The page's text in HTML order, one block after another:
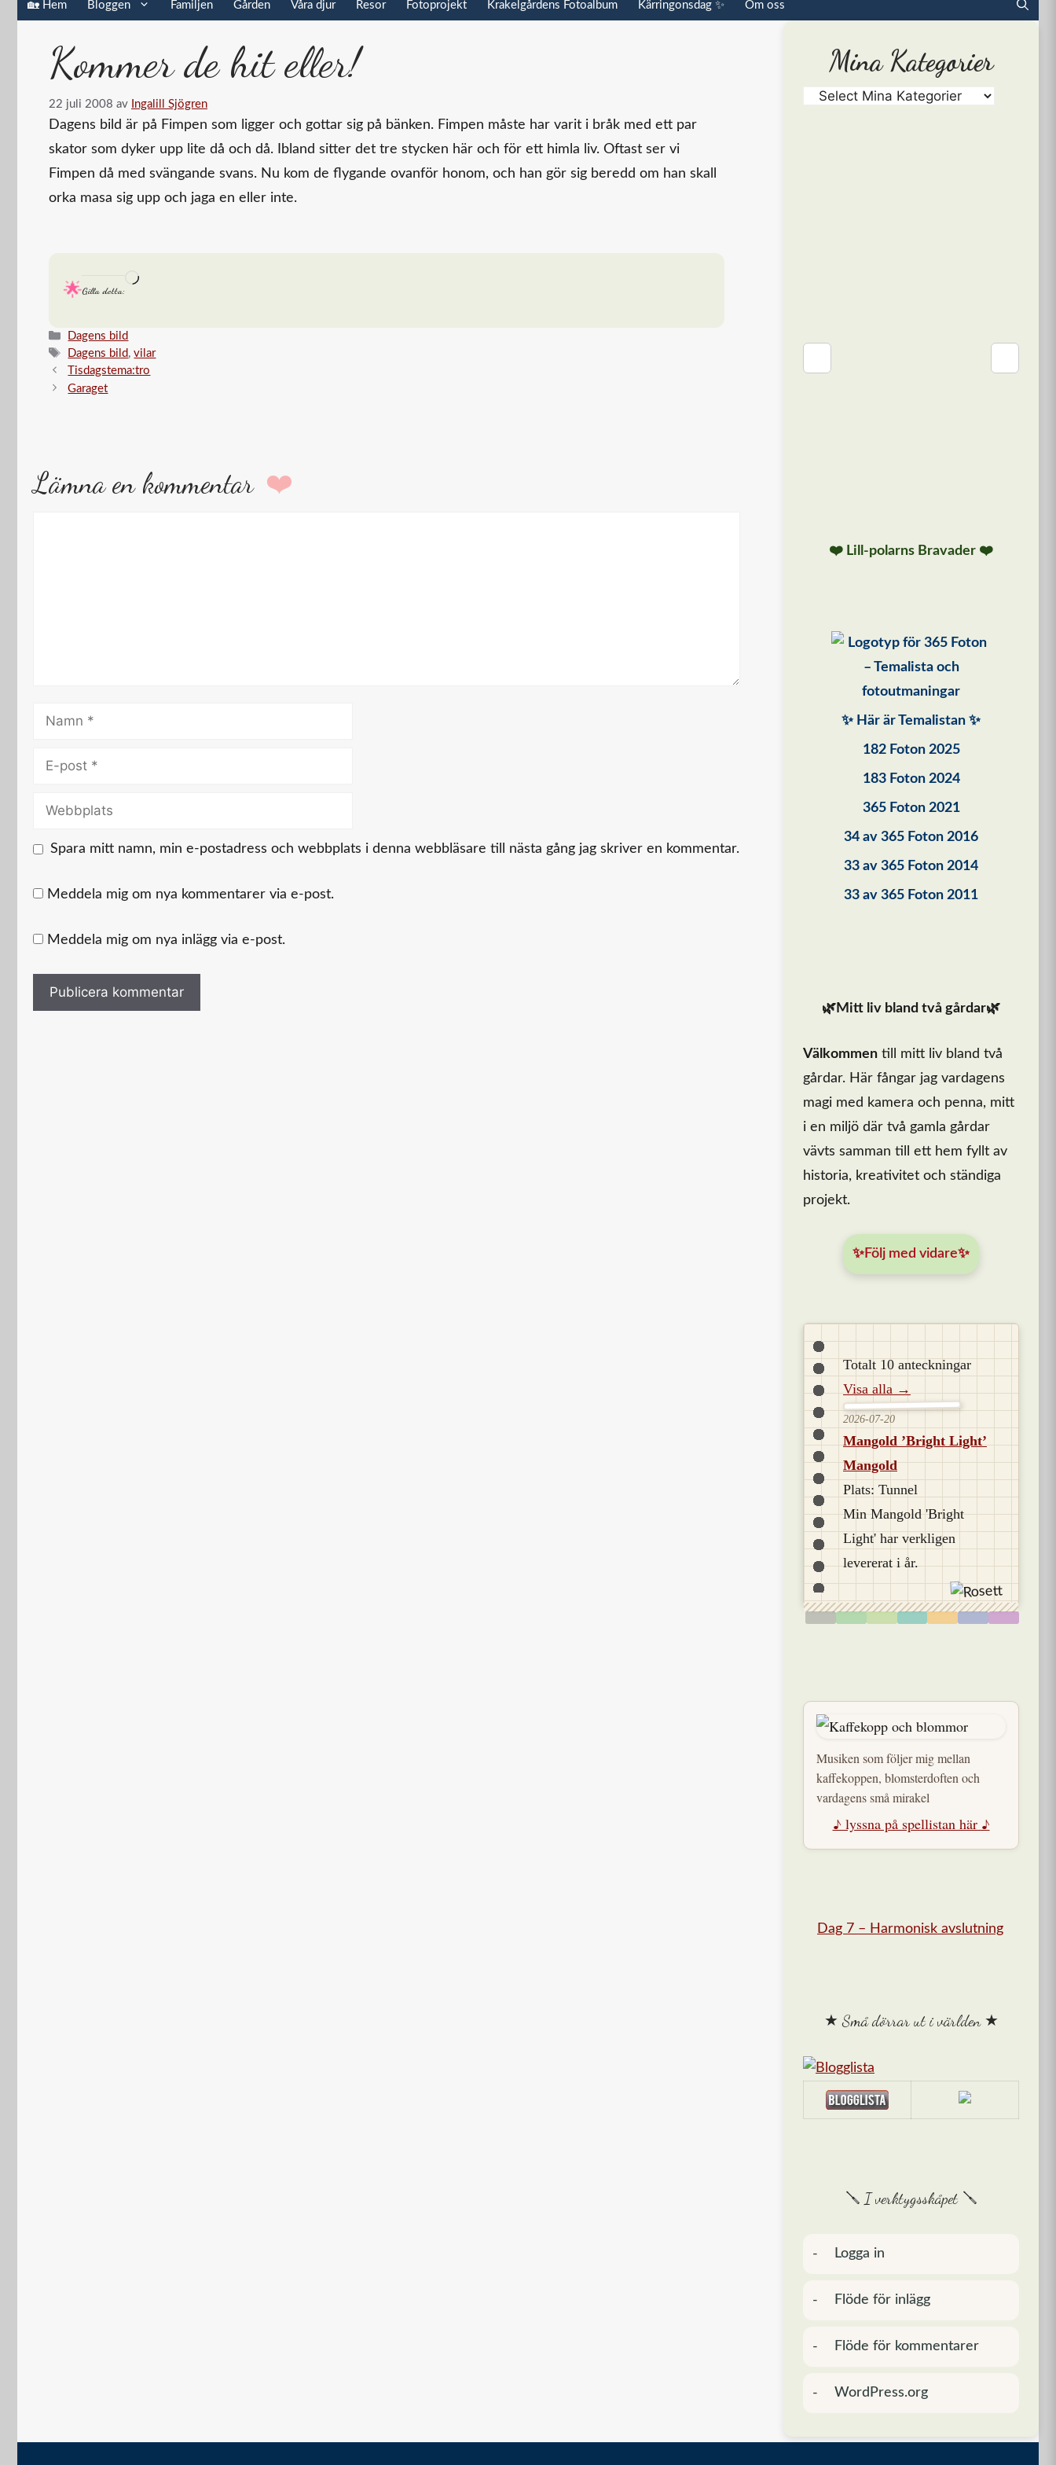
🏡 Hem Bloggen Familjen Gården Våra djur Resor Fotoprojekt Krakelgårdens Fotoalbum Kärringonsdag ✨ Om oss
Kommer de hit eller!
22 juli 2008 av Ingalill Sjögren
Dagens bild är på Fimpen som ligger och gottar sig på bänken. Fimpen måste har varit i bråk med ett par
skator som dyker upp lite då och då. Ibland sitter det tre stycken här och för ett himla liv. Oftast ser vi
Fimpen då med svängande svans. Nu kom de flygande ovanför honom, och han gör sig beredd om han skall
orka masa sig upp och jaga en eller inte.
Gilla detta:
Laddar
Kategorier
Dagens bild
Etiketter
Dagens bild,vilar
Tisdagstema:tro
Garaget
Lämna en kommentar
Namn
Webbplats
Spara mitt namn, min e-postadress och webbplats i denna webbläsare till nästa gång jag skriver en kommentar.
Meddela mig om nya kommentarer via e-post.
Meddela mig om nya inlägg via e-post.
Mina Kategorier
❤️ Lill-polarns Bravader ❤️
✨ Här är Temalistan ✨
182 Foton 2025
183 Foton 2024
365 Foton 2021
34 av 365 Foton 2016
33 av 365 Foton 2014
33 av 365 Foton 2011
🌿Mitt liv bland två gårdar🌿
Välkommen till mitt liv bland två
gårdar. Här fångar jag vardagens
magi med kamera och penna, mitt
i en miljö där två gamla gårdar
vävts samman till ett hem fyllt av
historia, kreativitet och ständiga
projekt.
✨Följ med vidare✨
Totalt 10 anteckningar
Visa alla →
2026-07-20
Mangold ’Bright Light’
Mangold
Plats: Tunnel
Min Mangold 'Bright
Light' har verkligen
levererat i år.
Musiken som följer mig mellan
kaffekoppen, blomsterdoften och
vardagens små mirakel
♪ lyssna på spellistan här ♪
Dag 7 – Harmonisk avslutning
★ Små dörrar ut i världen ★
🪛 I verktygsskåpet 🪛
Logga in
Flöde för inlägg
Flöde för kommentarer
WordPress.org